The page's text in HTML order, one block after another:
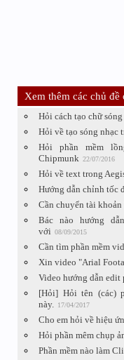
Xem thêm các chủ đề
Hỏi cách tạo chữ
Hỏi về tạo sóng nhạc
Hỏi phần mềm
Chipmunk 22/07/2016
Hỏi về text trong
Hướng dẫn chỉnh tốc
Cần chuyển tài
Bác nào hướng
với 08/09/2015
Cần tìm phần mềm
Xin video "Arial
Video hướng dẫn edit
[Hỏi] Hỏi tên (các)
này. 17/04/2017
Cho em hỏi về hiệu
Hỏi phần mêm chụp
Phần mềm nào làm